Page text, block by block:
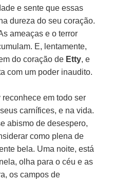
e sente que essas
dureza do seu coração.
ameaças e o terror
E, lentamente,
do coração de Etty, e
com um poder inaudito.
reconhece em todo ser
carnífices, e na vida.
abismo de desespero,
como plena de
bela. Uma noite, está
olha para o céu e as
os campos de